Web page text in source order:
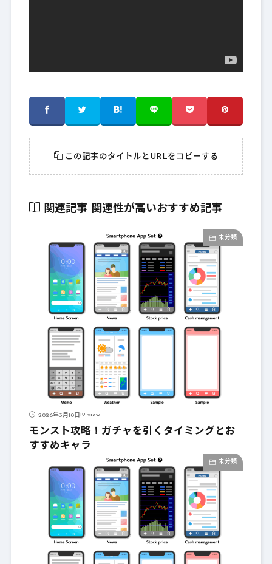
この記事のタイトルとURLをコピーする
関連記事 関連性が高いおすすめ記事
未分類
2026年3月10日12 view
モンスト攻略！ガチャを引くタイミングとお
すすめキャラ
未分類